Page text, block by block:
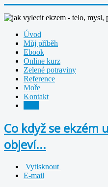
Úvod
Můj příběh
Ebook
Online kurz
Zelené potraviny
Reference
Moře
Kontakt
Co když se ekzém
objeví...
Vytisknout
E-mail